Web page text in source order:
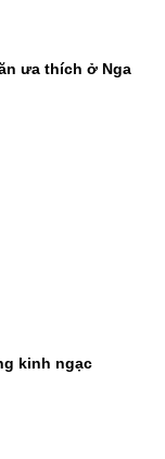
ưa thích ở Nga
kinh ngạc